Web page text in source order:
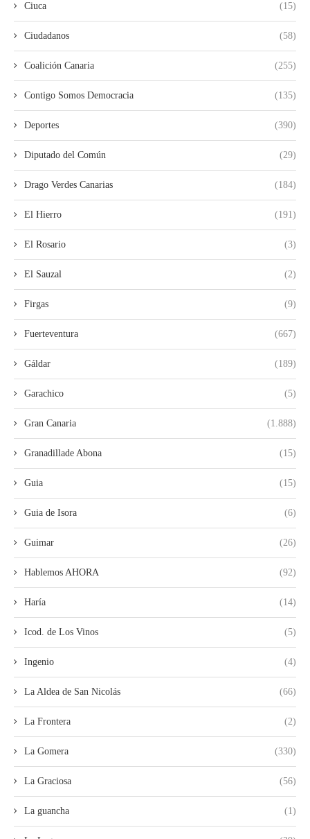
Ciuca (15)
Ciudadanos (58)
Coalición Canaria (255)
Contigo Somos Democracia (135)
Deportes (390)
Diputado del Común (29)
Drago Verdes Canarias (184)
El Hierro (191)
El Rosario (3)
El Sauzal (2)
Firgas (9)
Fuerteventura (667)
Gáldar (189)
Garachico (5)
Gran Canaria (1.888)
Granadillade Abona (15)
Guia (15)
Guia de Isora (6)
Guimar (26)
Hablemos AHORA (92)
Haría (14)
Icod. de Los Vinos (5)
Ingenio (4)
La Aldea de San Nicolás (66)
La Frontera (2)
La Gomera (330)
La Graciosa (56)
La guancha (1)